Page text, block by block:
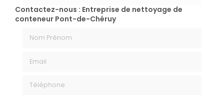
Contactez-nous : Entreprise de nettoyage de
conteneur Pont-de-Chéruy